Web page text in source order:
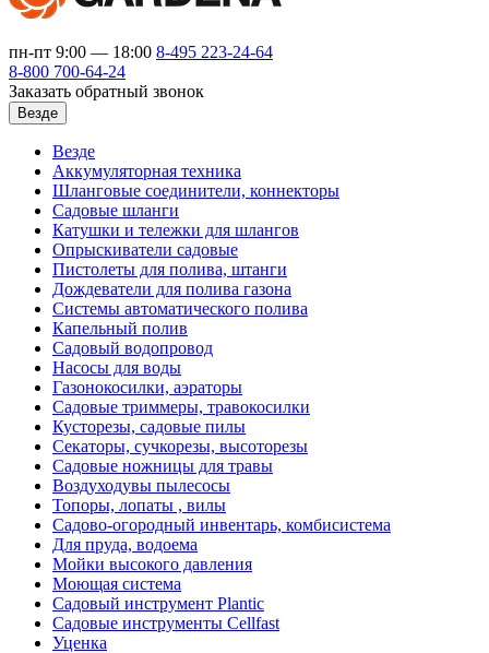
пн-пт 9:00 — 18:00 8-495 223-24-64
8-800 700-64-24
Заказать обратный звонок
Везде
Везде
Аккумуляторная техника
Шланговые соединители, коннекторы
Садовые шланги
Катушки и тележки для шлангов
Опрыскиватели садовые
Пистолеты для полива, штанги
Дождеватели для полива газона
Системы автоматического полива
Капельный полив
Садовый водопровод
Насосы для воды
Газонокосилки, аэраторы
Садовые триммеры, травокосилки
Кусторезы, садовые пилы
Секаторы, сучкорезы, высоторезы
Садовые ножницы для травы
Воздуходувы пылесосы
Топоры, лопаты , вилы
Садово-огородный инвентарь, комбисистема
Для пруда, водоема
Мойки высокого давления
Моющая система
Садовый инструмент Plantic
Садовые инструменты Cellfast
Уценка